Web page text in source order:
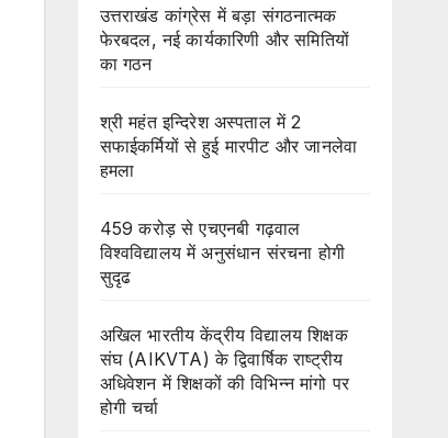
उत्तराखंड कांग्रेस में बड़ा संगठनात्मक
फेरबदल, नई कार्यकारिणी और समितियों
का गठन
श्री महंत इन्दिरेश अस्पताल में 2
सफाईकर्मियों से हुई मारपीट और जानलेवा
हमला
459 करोड़ से एचएनबी गढ़वाल
विश्वविद्यालय में अनुसंधान संरचना होगी
सुदृढ
अखिल भारतीय केंद्रीय विद्यालय शिक्षक
संघ (AIKVTA) के द्विवार्षिक राष्ट्रीय
अधिवेशन में शिक्षकों की विभिन्न मांगो पर
होगी चर्चा